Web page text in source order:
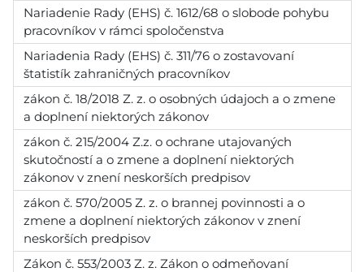
Nariadenie Rady (EHS) č. 1612/68 o slobode pohybu
pracovníkov v rámci spoločenstva
Nariadenia Rady (EHS) č. 311/76 o zostavovaní
štatistík zahraničných pracovníkov
zákon č. 18/2018 Z. z. o osobných údajoch a o zmene
a doplnení niektorých zákonov
zákon č. 215/2004 Z.z. o ochrane utajovaných
skutočností a o zmene a doplnení niektorých
zákonov v znení neskorších predpisov
zákon č. 570/2005 Z. z. o brannej povinnosti a o
zmene a doplnení niektorých zákonov v znení
neskorších predpisov
Zákon č. 553/2003 Z. z. Zákon o odmeňovaní